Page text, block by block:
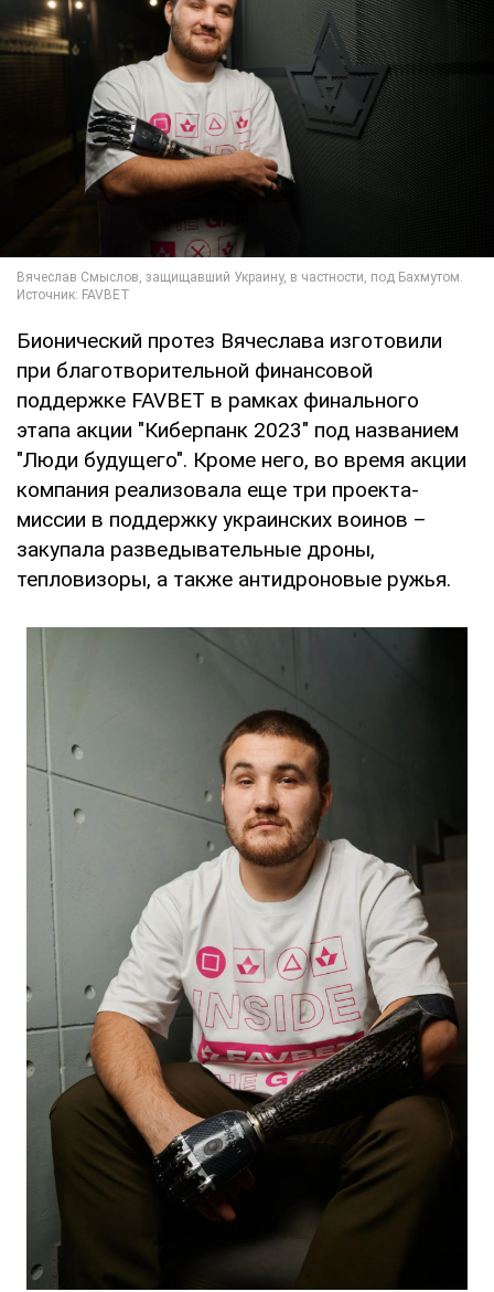
Бионический протез Вячеслава изготовили
при благотворительной финансовой
поддержке FAVBET в рамках финального
этапа акции "Киберпанк 2023" под названием
"Люди будущего". Кроме него, во время акции
компания реализовала еще три проекта-
миссии в поддержку украинских воинов –
закупала разведывательные дроны,
тепловизоры, а также антидроновые ружья.